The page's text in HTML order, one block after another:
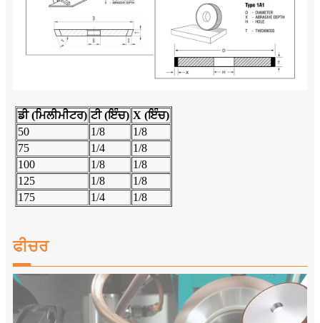
ਡੀ (ਮਿਲੀਮੀਟਰ) ਟੀ (ਇੰਚ) X (ਇੰਚ)
50
1/8
1/8
75
1/4
1/8
100
1/8
1/8
125
1/8
1/8
175
1/4 1/8
ਫੀਚਰ